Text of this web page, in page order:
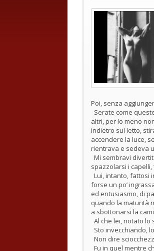
Poi, senza
Serate come
altri, per lo meno
indietro sul letto,
accendere la luce,
rientrava e sedeva
Mi sembravi
spazzolarsi i
Lui, intanto, fattosi
forse un po’
ed entusiasmo, di
quando la maturità
a sbottonarsi la
Al che lei, notato lo
Sto invecchiando,
Non dire
Fu in quel mentre